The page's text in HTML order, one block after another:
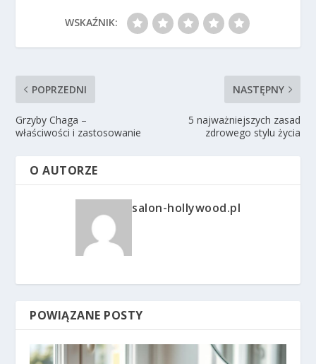
WSKAŹNIK:
POPRZEDNI
Grzyby Chaga –
właściwości i zastosowanie
NASTĘPNY
5 najważniejszych zasad
zdrowego stylu życia
O AUTORZE
salon-hollywood.pl
POWIĄZANE POSTY